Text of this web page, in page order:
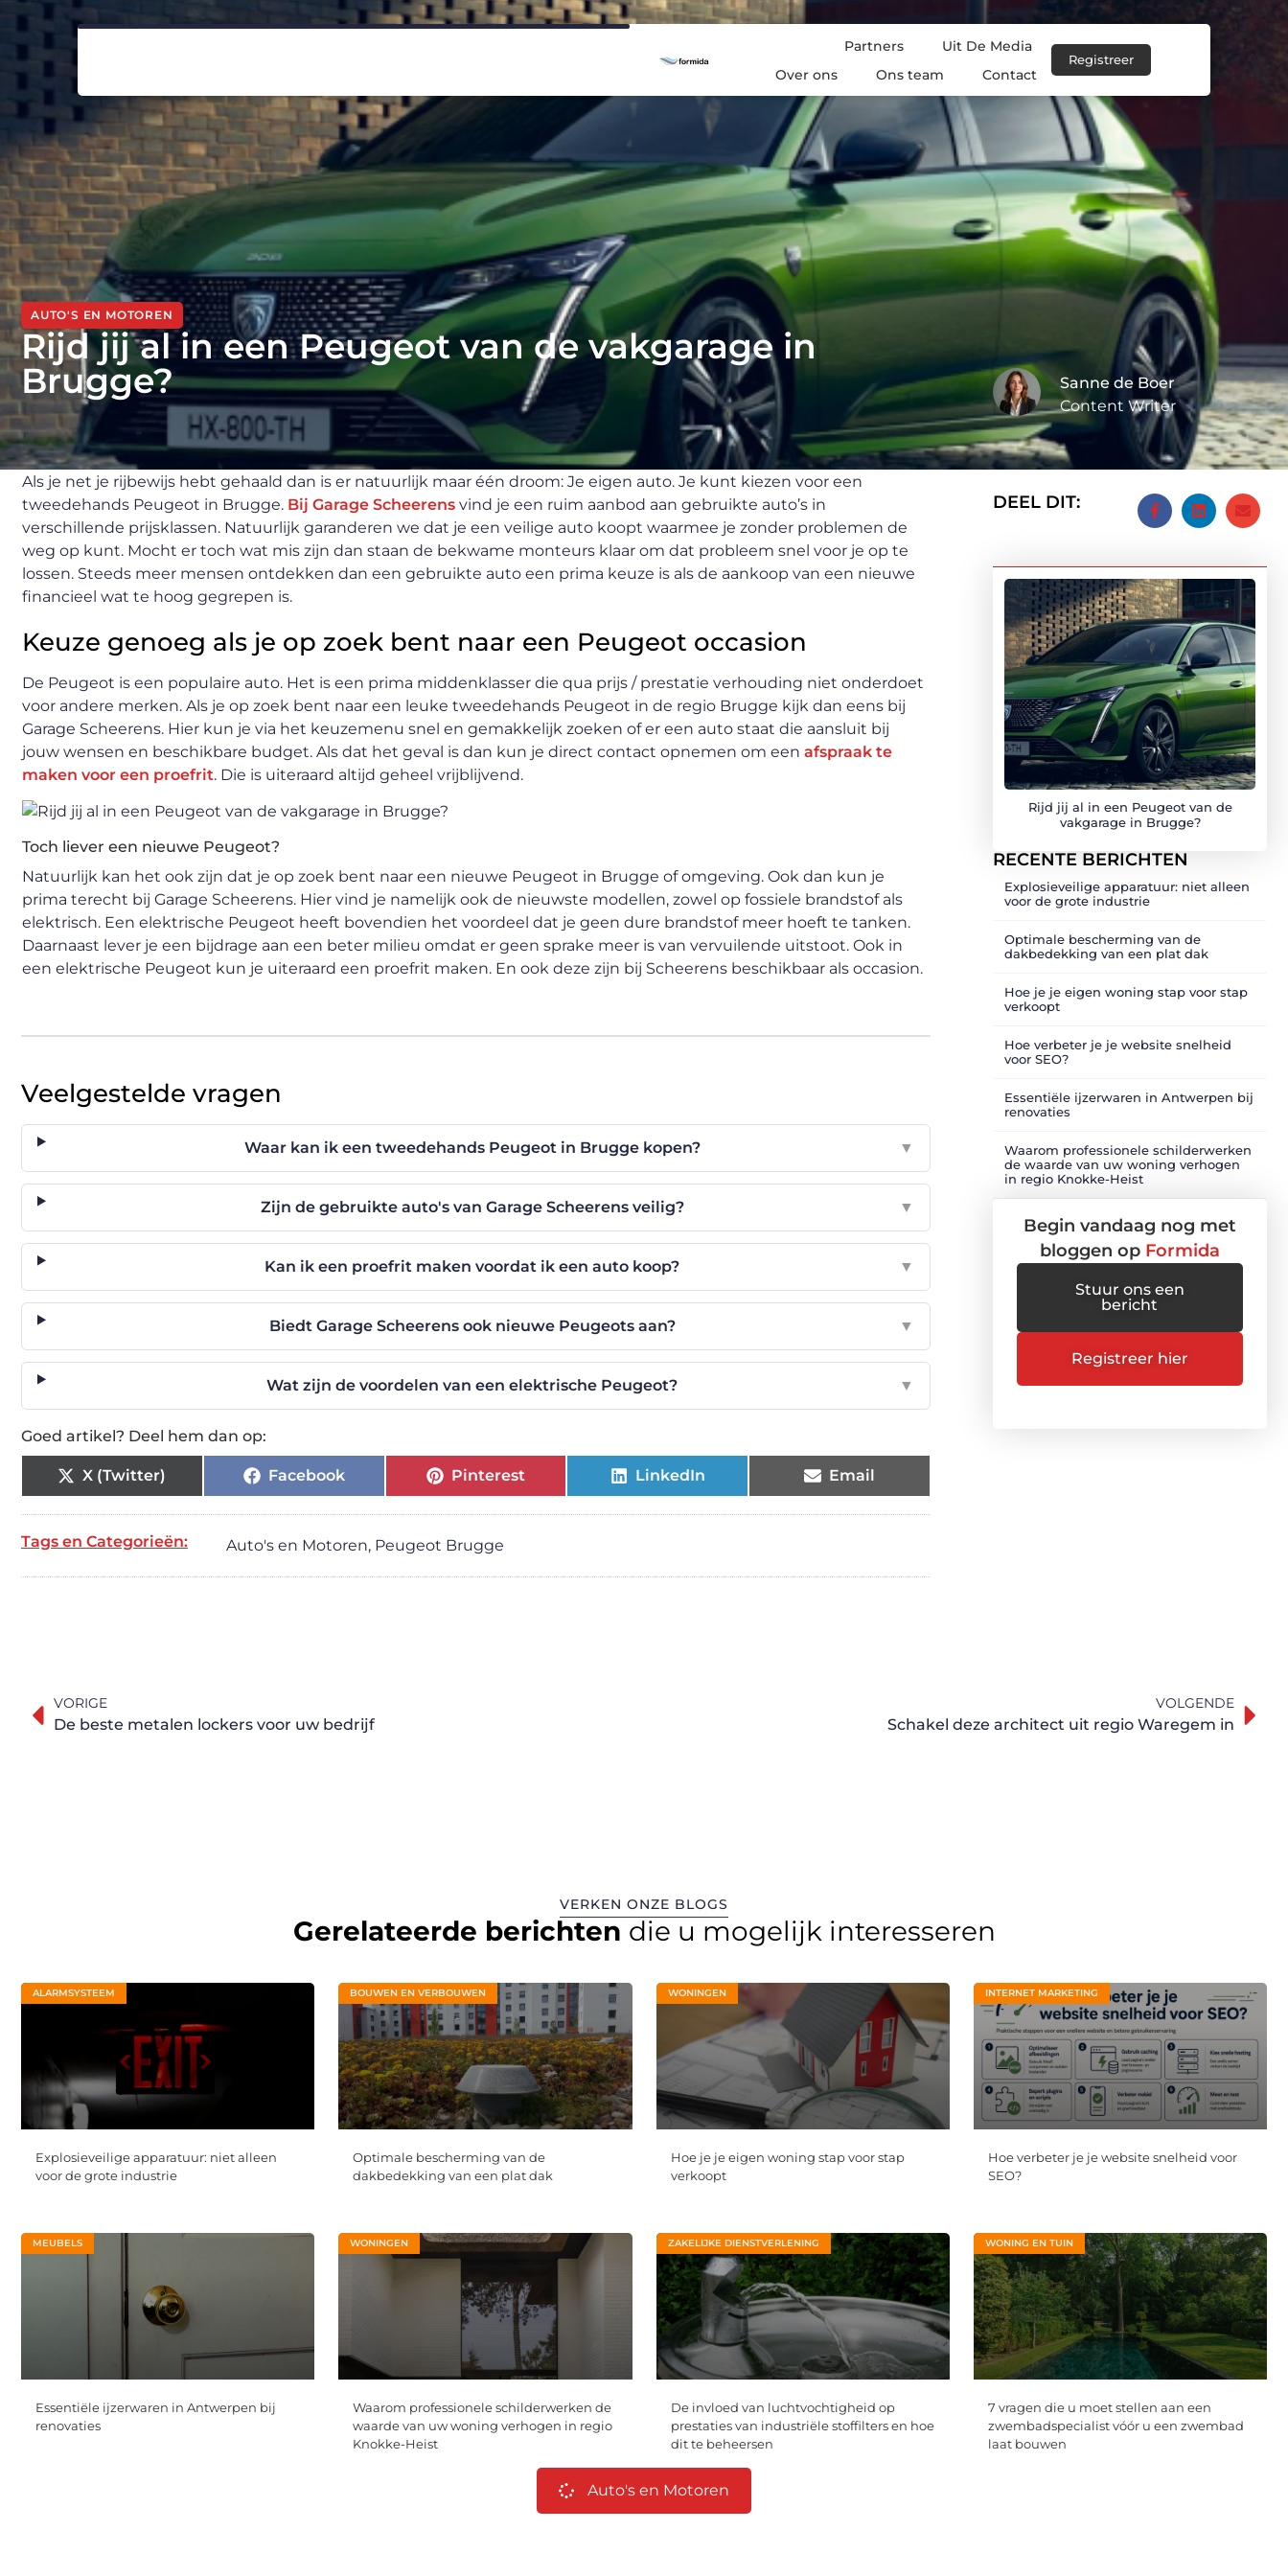
Partners
Uit De Media
Over ons
Ons team Contact
Registreer
AUTO'S EN MOTOREN
Rijd jij al in een Peugeot van de vakgarage in
Brugge?
Sanne de Boer
Content Writer
Als je net je rijbewijs hebt gehaald dan is er natuurlijk maar één droom: Je eigen auto. Je kunt kiezen voor een
tweedehands Peugeot in Brugge. Bij Garage Scheerens vind je een ruim aanbod aan gebruikte auto’s in
verschillende prijsklassen. Natuurlijk garanderen we dat je een veilige auto koopt waarmee je zonder problemen de
weg op kunt. Mocht er toch wat mis zijn dan staan de bekwame monteurs klaar om dat probleem snel voor je op te
lossen. Steeds meer mensen ontdekken dan een gebruikte auto een prima keuze is als de aankoop van een nieuwe
financieel wat te hoog gegrepen is.
Keuze genoeg als je op zoek bent naar een Peugeot occasion
De Peugeot is een populaire auto. Het is een prima middenklasser die qua prijs / prestatie verhouding niet onderdoet
voor andere merken. Als je op zoek bent naar een leuke tweedehands Peugeot in de regio Brugge kijk dan eens bij
Garage Scheerens. Hier kun je via het keuzemenu snel en gemakkelijk zoeken of er een auto staat die aansluit bij
jouw wensen en beschikbare budget. Als dat het geval is dan kun je direct contact opnemen om een afspraak te
maken voor een proefrit. Die is uiteraard altijd geheel vrijblijvend.
Toch liever een nieuwe Peugeot?
Natuurlijk kan het ook zijn dat je op zoek bent naar een nieuwe Peugeot in Brugge of omgeving. Ook dan kun je
prima terecht bij Garage Scheerens. Hier vind je namelijk ook de nieuwste modellen, zowel op fossiele brandstof als
elektrisch. Een elektrische Peugeot heeft bovendien het voordeel dat je geen dure brandstof meer hoeft te tanken.
Daarnaast lever je een bijdrage aan een beter milieu omdat er geen sprake meer is van vervuilende uitstoot. Ook in
een elektrische Peugeot kun je uiteraard een proefrit maken. En ook deze zijn bij Scheerens beschikbaar als occasion.
Veelgestelde vragen
Waar kan ik een tweedehands Peugeot in Brugge kopen? ▼
Zijn de gebruikte auto's van Garage Scheerens veilig? ▼
Kan ik een proefrit maken voordat ik een auto koop? ▼
Biedt Garage Scheerens ook nieuwe Peugeots aan? ▼
Wat zijn de voordelen van een elektrische Peugeot? ▼
Goed artikel? Deel hem dan op:
X (Twitter) Facebook Pinterest LinkedIn Email
Tags en Categorieën: Auto's en Motoren, Peugeot Brugge
DEEL DIT:
Rijd jij al in een Peugeot van de
vakgarage in Brugge?
RECENTE BERICHTEN
Explosieveilige apparatuur: niet alleen
voor de grote industrie
Optimale bescherming van de
dakbedekking van een plat dak
Hoe je je eigen woning stap voor stap
verkoopt
Hoe verbeter je je website snelheid
voor SEO?
Essentiële ijzerwaren in Antwerpen bij
renovaties
Waarom professionele schilderwerken
de waarde van uw woning verhogen
in regio Knokke-Heist
Begin vandaag nog met
bloggen op Formida
Stuur ons een
bericht
Registreer hier
VORIGE
De beste metalen lockers voor uw bedrijf
VOLGENDE
Schakel deze architect uit regio Waregem in
VERKEN ONZE BLOGS
Gerelateerde berichten die u mogelijk interesseren
ALARMSYSTEEM
Explosieveilige apparatuur: niet alleen
voor de grote industrie
BOUWEN EN VERBOUWEN
Optimale bescherming van de
dakbedekking van een plat dak
WONINGEN
Hoe je je eigen woning stap voor stap
verkoopt
INTERNET MARKETING
Hoe verbeter je je website snelheid voor
SEO?
MEUBELS
Essentiële ijzerwaren in Antwerpen bij
renovaties
WONINGEN
Waarom professionele schilderwerken de
waarde van uw woning verhogen in regio
Knokke-Heist
ZAKELIJKE DIENSTVERLENING
De invloed van luchtvochtigheid op
prestaties van industriële stoffilters en hoe
dit te beheersen
WONING EN TUIN
7 vragen die u moet stellen aan een
zwembadspecialist vóór u een zwembad
laat bouwen
Auto's en Motoren